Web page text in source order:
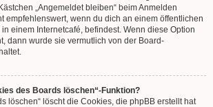
„Angemeldet bleiben“ beim Anmelden
empfehlenswert, wenn du dich an einem öffentlichen
einem Internetcafé, befindest. Wenn diese Option
dann wurde sie vermutlich von der Board-
des Boards löschen“-Funktion?
löschen“ löscht die Cookies, die phpBB erstellt hat